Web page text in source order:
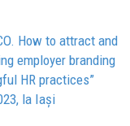
How to attract and
employer branding
HR practices”
la Iași